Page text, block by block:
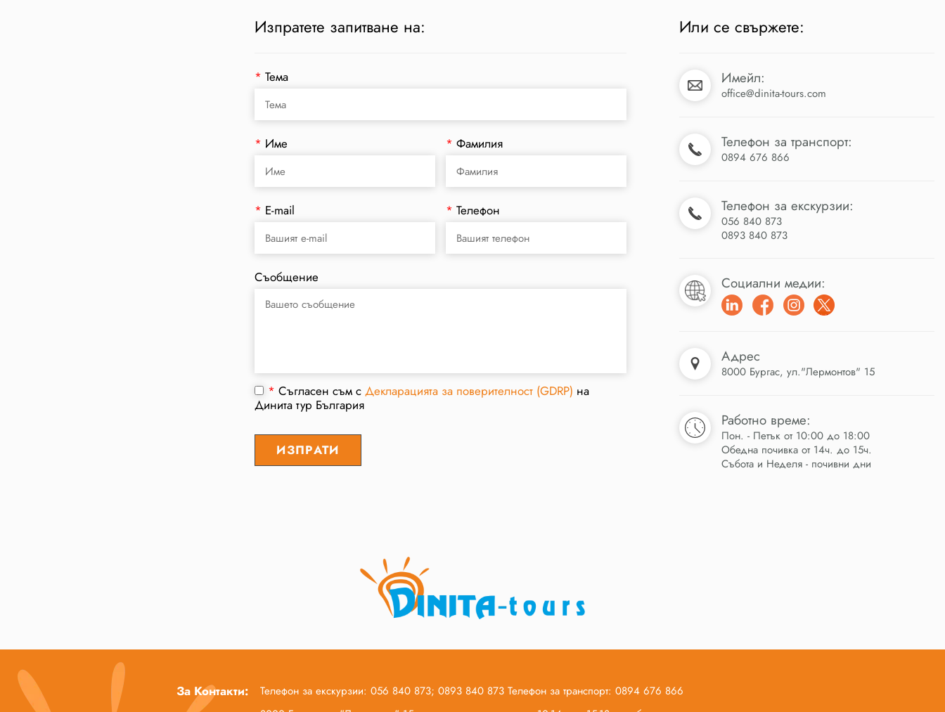
Изпратете запитване на:
*Тема
* Име *Фамилия
* E-mail *Телефон
Съобщение
* Съгласен съм с Декларацията за поверителност (GDRP) на
Динита тур България
Или се свържете:
Имейл:
office@dinita-tours.com
Телефон за транспорт:
0894 676 866
Телефон за екскурзии:
056 840 873
0893 840 873
Социални медии:
Адрес
8000 Бургас, ул."Лермонтов" 15
Работно време:
Пон. - Петък от 10:00 до 18:00
Обедна почивка от 14ч. до 15ч.
Събота и Неделя - почивни дни
За Контакти:
Телефон за екскурзии: 056 840 873; 0893 840 873 Телефон за транспорт: 0894 676 866